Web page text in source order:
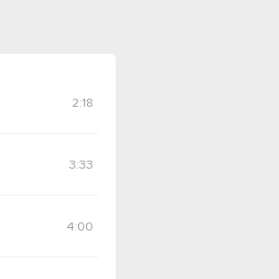
2:18
3:33
4:00